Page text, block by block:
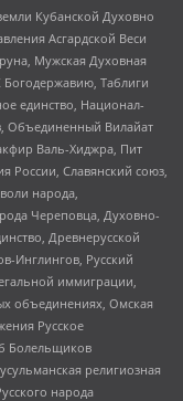
Кубанской Духовно
Асгардской Веси
Мужская Духовная
Таблиги
единство, Национал-
Объединенный Вилайат
Валь-Хиджра, Пит
России, Славянский союз,
народа,
Череповца, Духовно-
Древнерусской
Инглингов, Русский
иммиграции,
объединениях, Омская
Русское
Болельщиков
религиозная
народа